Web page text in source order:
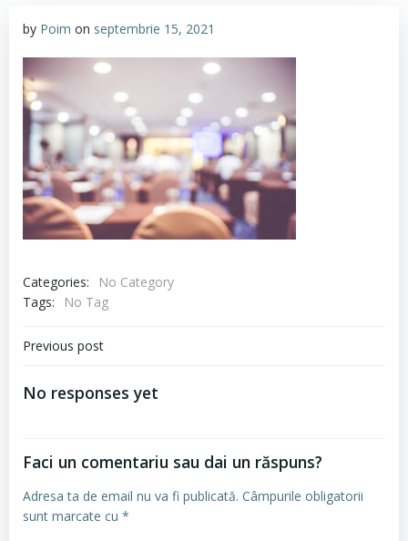
by Poim on septembrie 15, 2021
Categories:
No Category
Tags:
No Tag
Navigare
articole
Previous post
No responses yet
Faci un comentariu sau dai un răspuns?
Adresa ta de email nu va fi publicată. Câmpurile obligatorii
sunt marcate cu *